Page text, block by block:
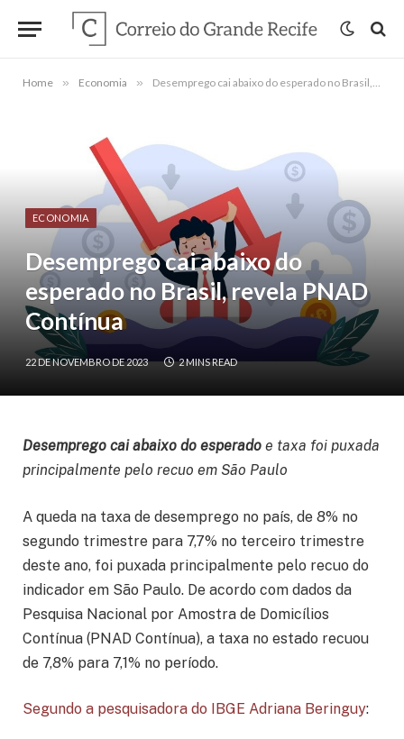
Home » Economia » Desemprego cai abaixo do esperado no Brasil, revela PNAD Contínua
ECONOMIA
Desemprego cai abaixo do
esperado no Brasil, revela PNAD
Contínua
22 DE NOVEMBRO DE 2023 2 MINS READ
Desemprego cai abaixo do esperado e taxa foi puxada
principalmente pelo recuo em São Paulo
A queda na taxa de desemprego no país, de 8% no
segundo trimestre para 7,7% no terceiro trimestre
deste ano, foi puxada principalmente pelo recuo do
indicador em São Paulo. De acordo com dados da
Pesquisa Nacional por Amostra de Domicílios
Contínua (PNAD Contínua), a taxa no estado recuou
de 7,8% para 7,1% no período.
Segundo a pesquisadora do IBGE Adriana Beringuy: